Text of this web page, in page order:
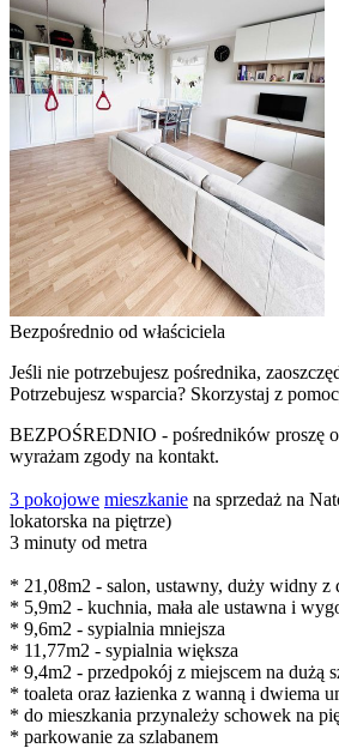
Bezpośrednio od właściciela
Jeśli nie potrzebujesz pośrednika,
Potrzebujesz wsparcia? Skorzystaj z
BEZPOŚREDNIO - pośredników proszę
wyrażam zgody na kontakt.
3 pokojowe mieszkanie na sprzedaż na
lokatorska na piętrze)
3 minuty od metra
* 21,08m2 - salon, ustawny, duży widny z
* 5,9m2 - kuchnia, mała ale ustawna i
* 9,6m2 - sypialnia mniejsza
* 11,77m2 - sypialnia większa
* 9,4m2 - przedpokój z miejscem na dużą
* toaleta oraz łazienka z wanną i dwiema
* do mieszkania przynależy schowek na
* parkowanie za szlabanem